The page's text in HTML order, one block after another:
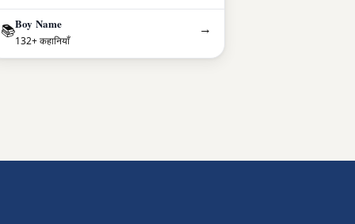
📚Boy Name
132+ कहानियाँ
→